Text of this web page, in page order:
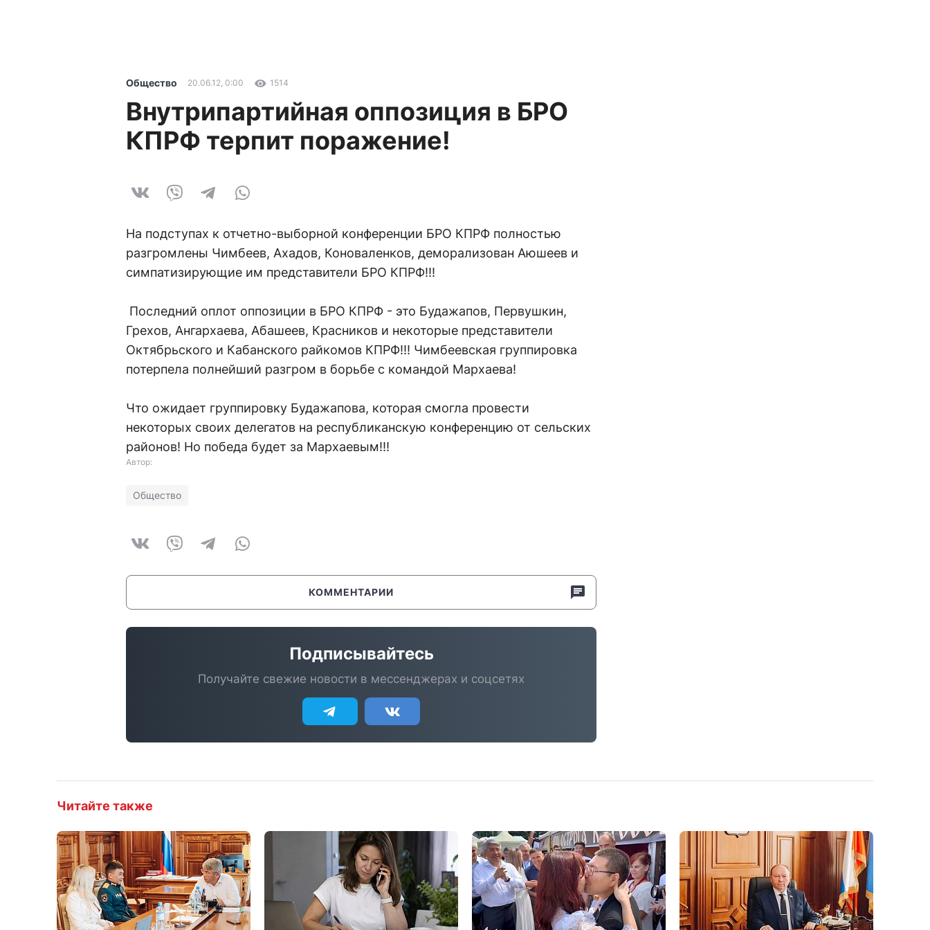
Общество 20.06.12, 0:00 1514
Внутрипартийная оппозиция в БРО
КПРФ терпит поражение!
На подступах к отчетно-выборной конференции БРО КПРФ полностью
разгромлены Чимбеев, Ахадов, Коноваленков, деморализован Аюшеев и
симпатизирующие им представители БРО КПРФ!!!
Последний оплот оппозиции в БРО КПРФ - это Будажапов, Первушкин,
Грехов, Ангархаева, Абашеев, Красников и некоторые представители
Октябрьского и Кабанского райкомов КПРФ!!! Чимбеевская группировка
потерпела полнейший разгром в борьбе с командой Мархаева!
Что ожидает группировку Будажапова, которая смогла провести
некоторых своих делегатов на республиканскую конференцию от сельских
районов! Но победа будет за Мархаевым!!!
Автор:
Общество
КОММЕНТАРИИ
Подписывайтесь
Получайте свежие новости в мессенджерах и соцсетях
Читайте также